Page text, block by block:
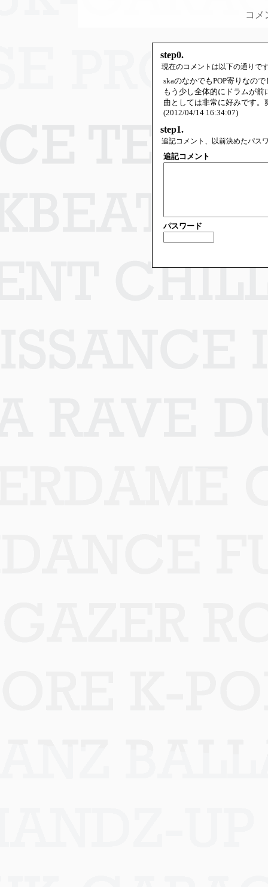
コメ
step0.
現在のコメントは以下の通りで
skaのなかでもPOP寄りなの
もう少し全体的にドラムが
曲としては非常に好みです。
(2012/04/14 16:34:07)
step1.
追記コメント、以前決めたパス
追記コメント
パスワード